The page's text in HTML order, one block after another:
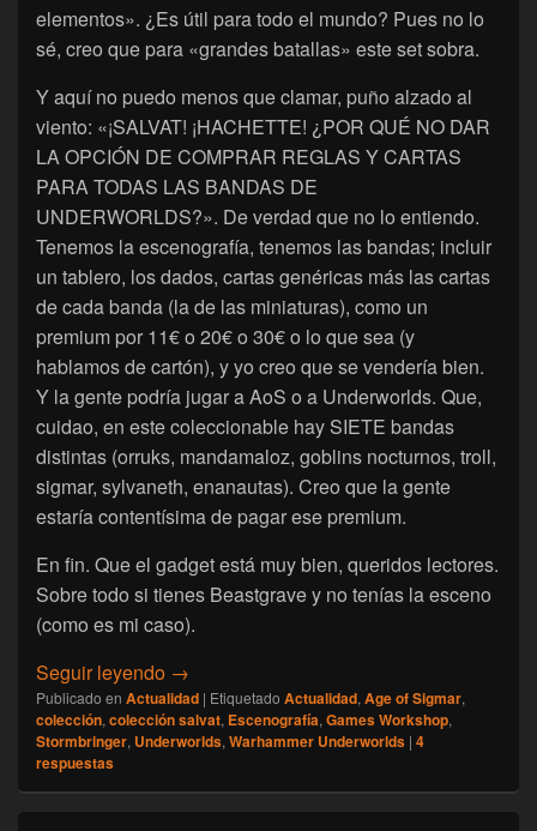
elementos». ¿Es útil para todo el mundo? Pues no lo
sé, creo que para «grandes batallas» este set sobra.
Y aquí no puedo menos que clamar, puño alzado al
viento: «¡SALVAT! ¡HACHETTE! ¿POR QUÉ NO DAR
LA OPCIÓN DE COMPRAR REGLAS Y CARTAS
PARA TODAS LAS BANDAS DE
UNDERWORLDS?». De verdad que no lo entiendo.
Tenemos la escenografía, tenemos las bandas; incluir
un tablero, los dados, cartas genéricas más las cartas
de cada banda (la de las miniaturas), como un
premium por 11€ o 20€ o 30€ o lo que sea (y
hablamos de cartón), y yo creo que se vendería bien.
Y la gente podría jugar a AoS o a Underworlds. Que,
cuidao, en este coleccionable hay SIETE bandas
distintas (orruks, mandamaloz, goblins nocturnos, troll,
sigmar, sylvaneth, enanautas). Creo que la gente
estaría contentísima de pagar ese premium.
En fin. Que el gadget está muy bien, queridos lectores.
Sobre todo si tienes Beastgrave y no tenías la esceno
(como es mi caso).
Seguir leyendo [Age of Sigmar Stormbringer] Abriendo el
→
Publicado en Actualidad | Etiquetado Actualidad, Age of Sigmar,
colección, colección salvat, Escenografía, Games Workshop,
Stormbringer, Underworlds, Warhammer Underworlds | 4
respuestas